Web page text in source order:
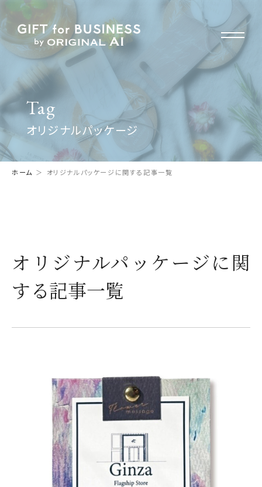
Tag
オリジナルパッケージ
ホーム オリジナルパッケージに関する記事一覧
オリジナルパッケージに関
する記事一覧